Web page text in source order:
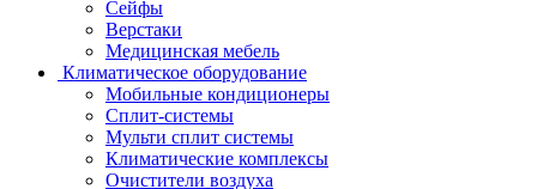
Сейфы
Верстаки
Медицинская мебель
Климатическое оборудование
Мобильные кондиционеры
Сплит-системы
Мульти сплит системы
Климатические комплексы
Очистители воздуха